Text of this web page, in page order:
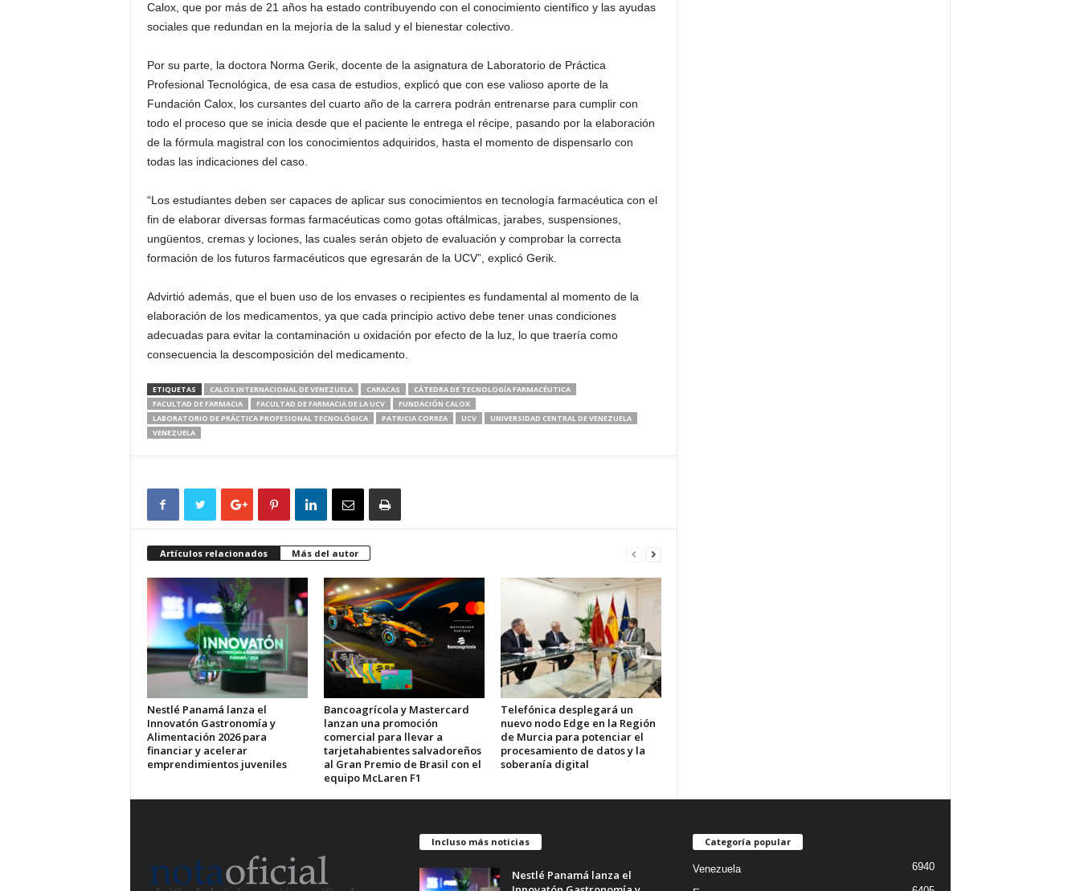
Calox, que por más de 21 años ha estado contribuyendo con el conocimiento científico y las ayudas
sociales que redundan en la mejoría de la salud y el bienestar colectivo.
Por su parte, la doctora Norma Gerik, docente de la asignatura de Laboratorio de Práctica
Profesional Tecnológica, de esa casa de estudios, explicó que con ese valioso aporte de la
Fundación Calox, los cursantes del cuarto año de la carrera podrán entrenarse para cumplir con
todo el proceso que se inicia desde que el paciente le entrega el récipe, pasando por la elaboración
de la fórmula magistral con los conocimientos adquiridos, hasta el momento de dispensarlo con
todas las indicaciones del caso.
“Los estudiantes deben ser capaces de aplicar sus conocimientos en tecnología farmacéutica con el
fin de elaborar diversas formas farmacéuticas como gotas oftálmicas, jarabes, suspensiones,
ungüentos, cremas y lociones, las cuales serán objeto de evaluación y comprobar la correcta
formación de los futuros farmacéuticos que egresarán de la UCV”, explicó Gerik.
Advirtió además, que el buen uso de los envases o recipientes es fundamental al momento de la
elaboración de los medicamentos, ya que cada principio activo debe tener unas condiciones
adecuadas para evitar la contaminación u oxidación por efecto de la luz, lo que traería como
consecuencia la descomposición del medicamento.
ETIQUETAS CALOX INTERNACIONAL DE VENEZUELA CARACAS
CÁTEDRA DE TECNOLOGÍA FARMACÉUTICA
FACULTAD DE FARMACIA
FACULTAD DE FARMACIA DE LA UCV
FUNDACIÓN CALOX
LABORATORIO DE PRÁCTICA PROFESIONAL TECNOLÓGICA
PATRICIA CORREA UCV
UNIVERSIDAD CENTRAL DE VENEZUELA
VENEZUELA
Artículos relacionados Más del autor
Nestlé Panamá lanza el
Innovatón Gastronomía y
Alimentación 2026 para
financiar y acelerar
emprendimientos juveniles
Bancoagrícola y Mastercard
lanzan una promoción
comercial para llevar a
tarjetahabientes salvadoreños
al Gran Premio de Brasil con el
equipo McLaren F1
Telefónica desplegará un
nuevo nodo Edge en la Región
de Murcia para potenciar el
procesamiento de datos y la
soberanía digital
Incluso más noticias
Nestlé Panamá lanza el
Categoría popular
Venezuela 6940